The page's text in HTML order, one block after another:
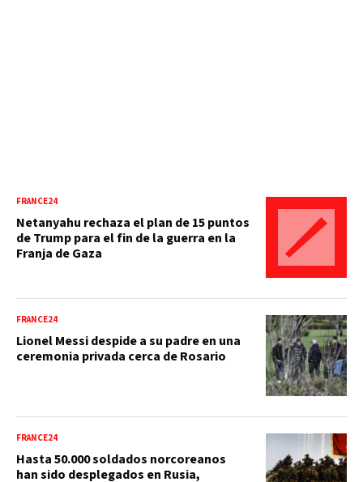
FRANCE24
Netanyahu rechaza el plan de 15 puntos
de Trump para el fin de la guerra en la
Franja de Gaza
FRANCE24
Lionel Messi despide a su padre en una
ceremonia privada cerca de Rosario
FRANCE24
Hasta 50.000 soldados norcoreanos
han sido desplegados en Rusia,